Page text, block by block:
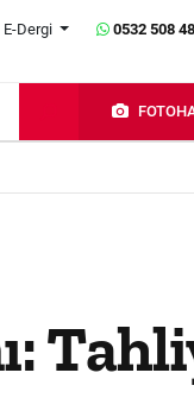
E-Dergi 0532 508